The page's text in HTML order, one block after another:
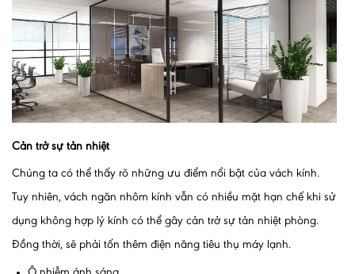
Cản trở sự tản nhiệt
Chúng ta có thể thấy rõ những ưu điểm nổi bật của vách kính.
Tuy nhiên, vách ngăn nhôm kính vẫn có nhiều mặt hạn chế khi sử
dụng không hợp lý kính có thể gây cản trở sự tản nhiệt phòng.
Đồng thời, sẽ phải tốn thêm điện năng tiêu thụ máy lạnh.